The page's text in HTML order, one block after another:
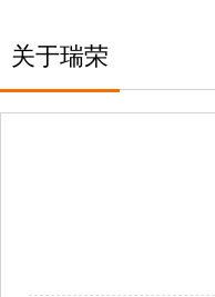
关于瑞荣